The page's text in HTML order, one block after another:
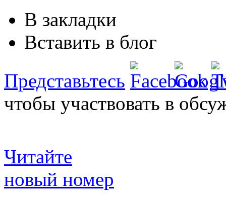
В закладки
Вставить в блог
Представьтесь
чтобы участвовать в
Читайте
новый номер